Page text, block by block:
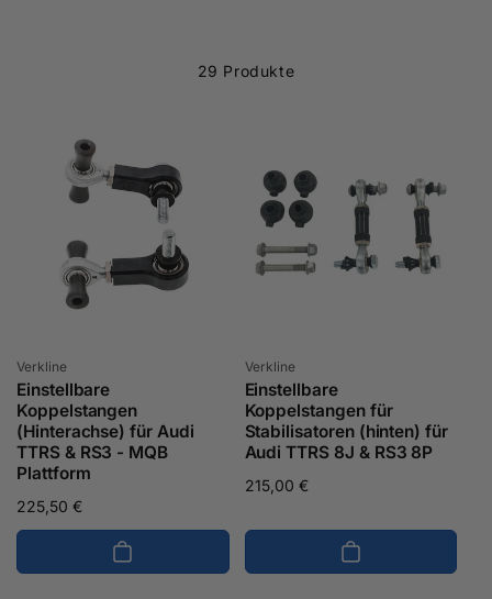
29 Produkte
Anbieter:
Verkline
Einstellbare
Koppelstangen
(Hinterachse) für Audi
TTRS & RS3 - MQB
Plattform
Normaler
Preis
225,50 €
Anbieter:
Verkline
Einstellbare
Koppelstangen für
Stabilisatoren (hinten) für
Audi TTRS 8J & RS3 8P
Normaler
215,00 €